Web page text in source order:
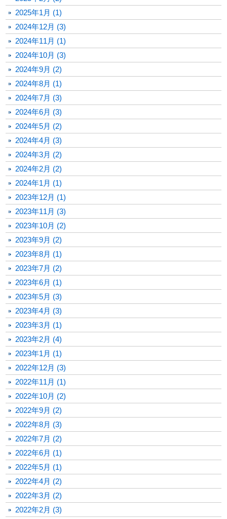
2025年1月 (1)
2024年12月 (3)
2024年11月 (1)
2024年10月 (3)
2024年9月 (2)
2024年8月 (1)
2024年7月 (3)
2024年6月 (3)
2024年5月 (2)
2024年4月 (3)
2024年3月 (2)
2024年2月 (2)
2024年1月 (1)
2023年12月 (1)
2023年11月 (3)
2023年10月 (2)
2023年9月 (2)
2023年8月 (1)
2023年7月 (2)
2023年6月 (1)
2023年5月 (3)
2023年4月 (3)
2023年3月 (1)
2023年2月 (4)
2023年1月 (1)
2022年12月 (3)
2022年11月 (1)
2022年10月 (2)
2022年9月 (2)
2022年8月 (3)
2022年7月 (2)
2022年6月 (1)
2022年5月 (1)
2022年4月 (2)
2022年3月 (2)
2022年2月 (3)